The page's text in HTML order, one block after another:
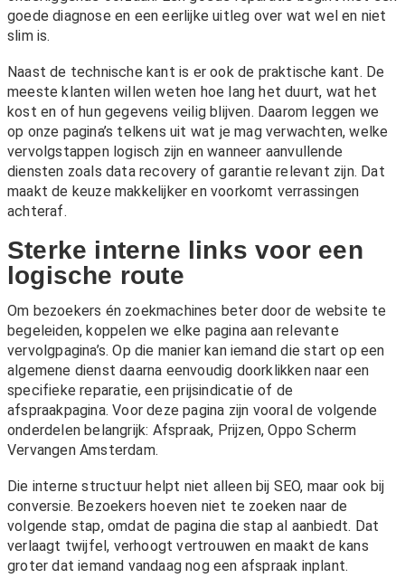
goede diagnose en een eerlijke uitleg over wat wel en niet
slim is.
Naast de technische kant is er ook de praktische kant. De
meeste klanten willen weten hoe lang het duurt, wat het
kost en of hun gegevens veilig blijven. Daarom leggen we
op onze pagina’s telkens uit wat je mag verwachten, welke
vervolgstappen logisch zijn en wanneer aanvullende
diensten zoals data recovery ofgarantie relevant zijn. Dat
maakt de keuze makkelijker en voorkomt verrassingen
achteraf.
Sterke interne links voor een
logische route
Om bezoekers én zoekmachines beter door de website te
begeleiden, koppelen we elke pagina aan relevante
vervolgpagina’s. Op die manier kan iemand die start op een
algemene dienst daarna eenvoudig doorklikken naar een
specifieke reparatie, een prijsindicatie of de
afspraakpagina. Voor deze pagina zijn vooral de volgende
onderdelen belangrijk: Afspraak, Prijzen,Oppo Scherm
Vervangen Amsterdam.
Die interne structuur helpt niet alleen bij SEO, maar ook bij
conversie. Bezoekers hoeven niet te zoeken naar de
volgende stap, omdat de pagina die stap al aanbiedt. Dat
verlaagt twijfel, verhoogt vertrouwen en maakt de kans
groter dat iemand vandaag nog een afspraak inplant.